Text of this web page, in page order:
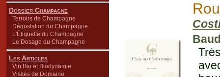
Dossier Champagne
Terroirs de Champagne
Dégustation du Champagne
L'Étiquette du Champagne
Le Dosage du Champagne
Les Articles
Vin Bio et Biodynamie
Visites de Domaine